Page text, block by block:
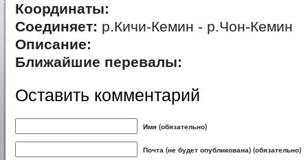
Координаты:
Соединяет: р.Кичи-Кемин - р.Чон-Кемин
Описание:
Ближайшие перевалы:
Оставить комментарий
Имя (обязательно)
Почта (не будет опубликована) (обязательно)